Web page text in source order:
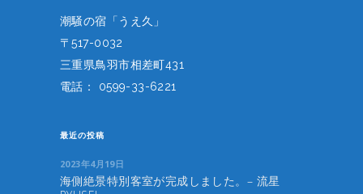
潮騒の宿「うえ久」
〒517-0032
三重県鳥羽市相差町431
電話： 0599-33-6221
最近の投稿
2023年4月19日
海側絶景特別客室が完成しました。– 流星